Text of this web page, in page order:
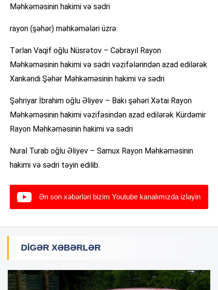
Məhkəməsinin hakimi və sədri
rayon (şəhər) məhkəmələri üzrə:
Tərlan Vaqif oğlu Nüsrətov – Cəbrayıl Rayon
Məhkəməsinin hakimi və sədri vəzifələrindən azad edilərək
Xankəndi Şəhər Məhkəməsinin hakimi və sədri
Şəhriyar İbrahim oğlu Əliyev – Bakı şəhəri Xətai Rayon
Məhkəməsinin hakimi vəzifəsindən azad edilərək Kürdəmir
Rayon Məhkəməsinin hakimi və sədri
Nural Turab oğlu Əliyev – Samux Rayon Məhkəməsinin
hakimi və sədri təyin edilib.
Ən son xəbərləri bizim Youtube kanalımızda izləyin
DIGƏR XƏBƏRLƏR